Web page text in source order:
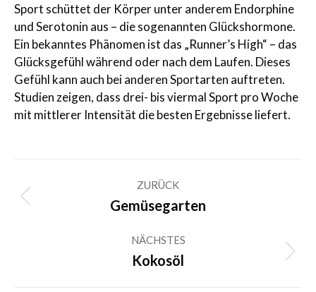
Sport schüttet der Körper unter anderem Endorphine
und Serotonin aus – die sogenannten Glückshormone.
Ein bekanntes Phänomen ist das „Runner’s High“ – das
Glücksgefühl während oder nach dem Laufen. Dieses
Gefühl kann auch bei anderen Sportarten auftreten.
Studien zeigen, dass drei- bis viermal Sport pro Woche
mit mittlerer Intensität die besten Ergebnisse liefert.
ZURÜCK
Vorheriger
Gemüsegarten
NÄCHSTES
Nächster
Kokosöl